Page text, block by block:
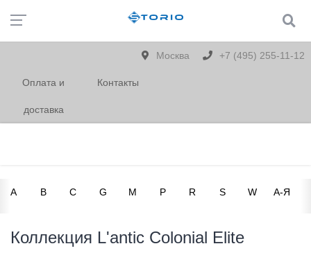
Москва +7 (495) 255-11-12
Оплата и
доставка
Контакты
A B C G M P R S W А-Я
Коллекция L'antic Colonial Elite